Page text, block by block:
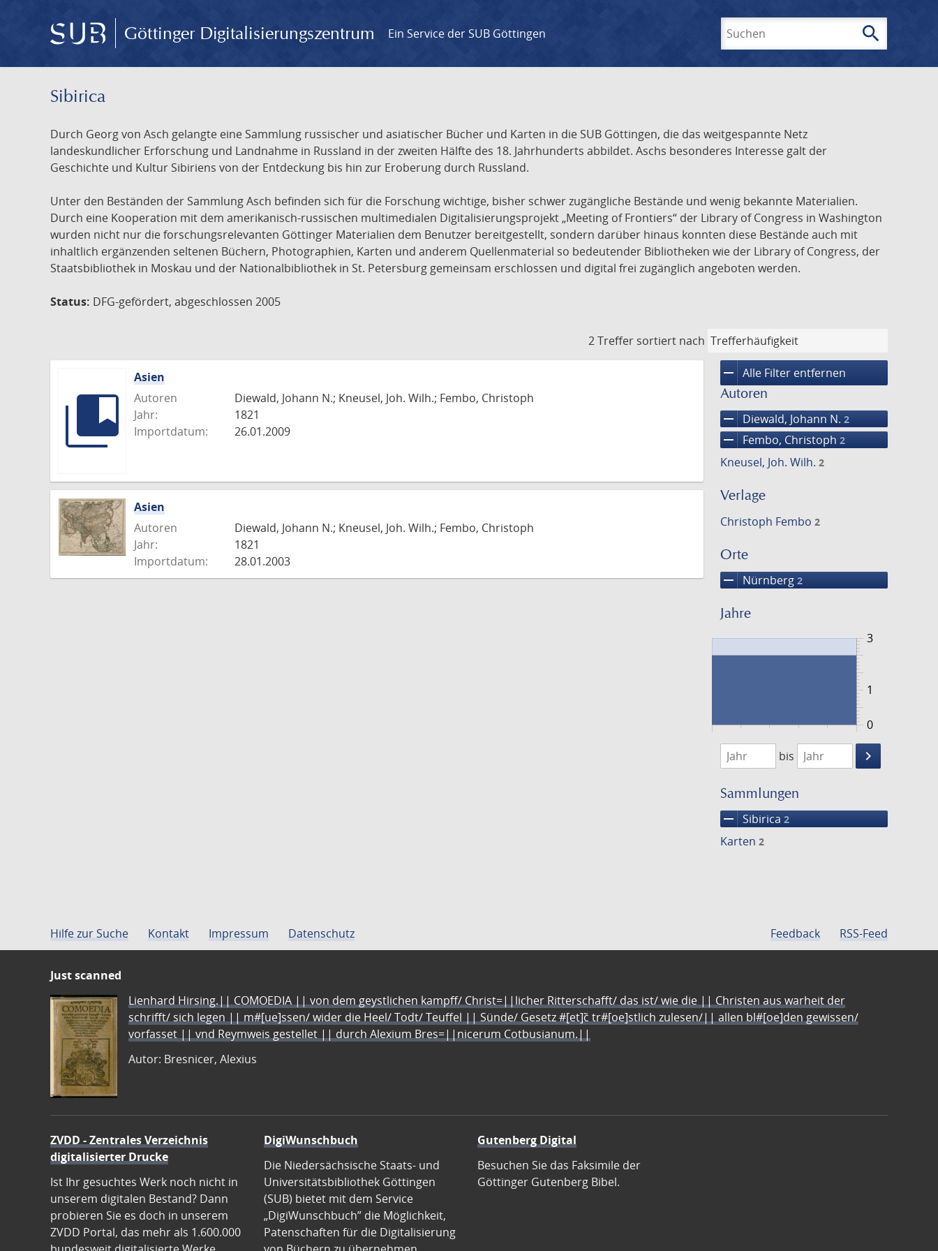
Göttinger Digitalisierungszentrum Ein Service der SUB Göttingen search
Sibirica
Durch Georg von Asch gelangte eine Sammlung russischer und asiatischer Bücher und Karten in die SUB Göttingen, die das weitgespannte Netz
landeskundlicher Erforschung und Landnahme in Russland in der zweiten Hälfte des 18. Jahrhunderts abbildet. Aschs besonderes Interesse galt der
Geschichte und Kultur Sibiriens von der Entdeckung bis hin zur Eroberung durch Russland.
Unter den Beständen der Sammlung Asch befinden sich für die Forschung wichtige, bisher schwer zugängliche Bestände und wenig bekannte Materialien.
Durch eine Kooperation mit dem amerikanisch-russischen multimedialen Digitalisierungsprojekt „Meeting of Frontiers“ der Library of Congress in Washington
wurden nicht nur die forschungsrelevanten Göttinger Materialien dem Benutzer bereitgestellt, sondern darüber hinaus konnten diese Bestände auch mit
inhaltlich ergänzenden seltenen Büchern, Photographien, Karten und anderem Quellenmaterial so bedeutender Bibliotheken wie der Library of Congress, der
Staatsbibliothek in Moskau und der Nationalbibliothek in St. Petersburg gemeinsam erschlossen und digital frei zugänglich angeboten werden.
Status: DFG-gefördert, abgeschlossen 2005
2 Treffer sortiert nach
remove Alle Filter entfernen
Autoren
remove Diewald, Johann N. 2
remove Fembo, Christoph 2
Kneusel, Joh. Wilh. 2
Verlage
Christoph Fembo 2
Orte
remove Nürnberg 2
Jahre
0
3
1
1821
1822
bis
keyboard_arrow_right
Suche
Sammlungen
remove Sibirica 2
Karten 2
Asien
Autoren
Diewald, Johann N.; Kneusel, Joh. Wilh.; Fembo, Christoph
Jahr:
1821
Importdatum:
26.01.2009
Asien
Autoren
Diewald, Johann N.; Kneusel, Joh. Wilh.; Fembo, Christoph
Jahr:
1821
Importdatum:
28.01.2003
Hilfe zur Suche Kontakt Impressum Datenschutz Feedback RSS-Feed
Just scanned
Lienhard Hirsing.|| COMOEDIA || von dem geystlichen kampff/ Christ=||licher Ritterschafft/ das ist/ wie die || Christen aus warheit der
schrifft/ sich legen || m#[ue]ssen/ wider die Heel/ Todt/ Teuffel || Sünde/ Gesetz #[et]c̃ tr#[oe]stlich zulesen/|| allen bl#[oe]den gewissen/
vorfasset || vnd Reymweis gestellet || durch Alexium Bres=||nicerum Cotbusianum.||
Autor: Bresnicer, Alexius
ZVDD - Zentrales Verzeichnis
digitalisierter Drucke
Ist Ihr gesuchtes Werk noch nicht in
unserem digitalen Bestand? Dann
probieren Sie es doch in unserem
ZVDD Portal, das mehr als 1.600.000
DigiWunschbuch
Die Niedersächsische Staats- und
Universitätsbibliothek Göttingen
(SUB) bietet mit dem Service
„DigiWunschbuch” die Möglichkeit,
Patenschaften für die Digitalisierung
Gutenberg Digital
Besuchen Sie das Faksimile der
Göttinger Gutenberg Bibel.